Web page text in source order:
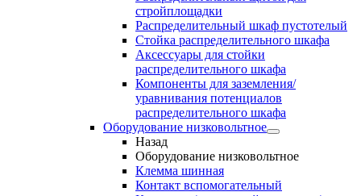
стройплощадки
Распределительный шкаф пустотелый
Стойка распределительного шкафа
Аксессуары для стойки
распределительного шкафа
Компоненты для заземления/
уравнивания потенциалов
распределительного шкафа
Оборудование низковольтное
Назад
Оборудование низковольтное
Клемма шинная
Контакт вспомогательный